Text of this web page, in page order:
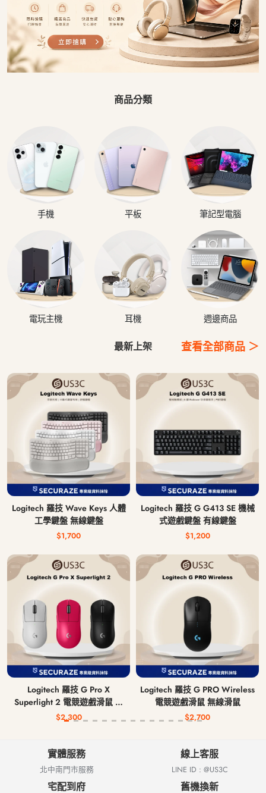
商品分類
手機 平板 筆記型電腦
電玩主機 耳機 週邊商品
最新上架 查看全部商品 ＞
Logitech 羅技 Wave Keys 人體
工學鍵盤 無線鍵盤
$1,700
Logitech 羅技 G G413 SE 機械
式遊戲鍵盤 有線鍵盤
$1,200
Logitech 羅技 G Pro X
Superlight 2 電競遊戲滑鼠 無
線滑鼠
$2,300
Logitech 羅技 G PRO Wireless
電競遊戲滑鼠 無線滑鼠
$2,700
實體服務
北中南門市服務
線上客服
LINE ID : @US3C
宅配到府 舊機換新